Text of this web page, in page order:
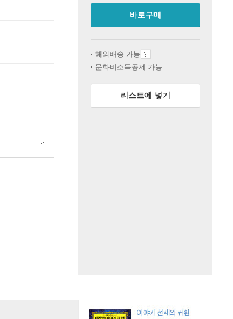
바로구매
해외배송 가능
문화비소득공제 가능
리스트에 넣기